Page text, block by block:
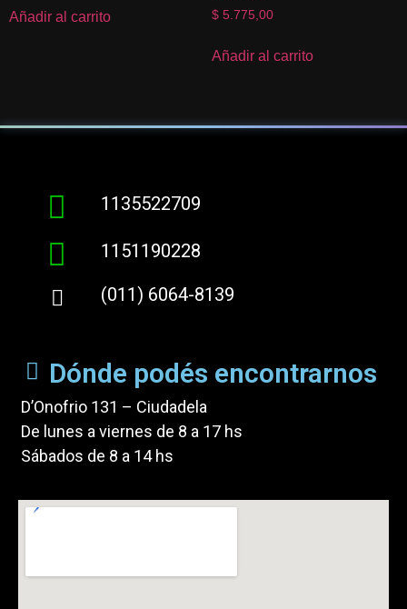
Añadir al carrito $5.775,00
Añadir al carrito
1135522709
1151190228
(011) 6064-8139
Dónde podés encontrarnos
D’Onofrio 131 – Ciudadela
De lunes a viernes de 8 a 17 hs
Sábados de 8 a 14 hs